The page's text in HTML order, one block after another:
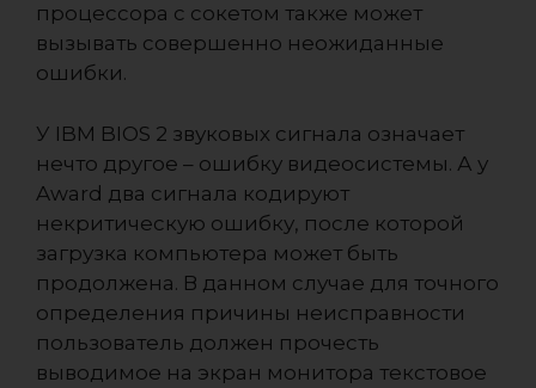
процессора с сокетом также может
вызывать совершенно неожиданные
ошибки.
У IBM BIOS 2 звуковых сигнала означает
нечто другое – ошибку видеосистемы. А у
Award два сигнала кодируют
некритическую ошибку, после которой
загрузка компьютера может быть
продолжена. В данном случае для точного
определения причины неисправности
пользователь должен прочесть
выводимое на экран монитора текстовое